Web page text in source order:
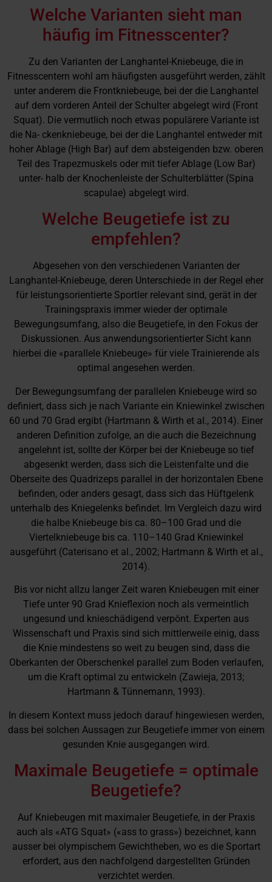
Welche Varianten sieht man
häufig im Fitnesscenter?
Zu den Varianten der Langhantel-Kniebeuge, die in
Fitnesscentern wohl am häufigsten ausgeführt werden, zählt
unter anderem die Frontkniebeuge, bei der die Langhantel
auf dem vorderen Anteil der Schulter abgelegt wird (Front
Squat). Die vermutlich noch etwas populärere Variante ist
die Na- ckenkniebeuge, bei der die Langhantel entweder mit
hoher Ablage (High Bar) auf dem absteigenden bzw. oberen
Teil des Trapezmuskels oder mit tiefer Ablage (Low Bar)
unter- halb der Knochenleiste der Schulterblätter (Spina
scapulae) abgelegt wird.
Welche Beugetiefe ist zu
empfehlen?
Abgesehen von den verschiedenen Varianten der
Langhantel-Kniebeuge, deren Unterschiede in der Regel eher
für leistungsorientierte Sportler relevant sind, gerät in der
Trainingspraxis immer wieder der optimale
Bewegungsumfang, also die Beugetiefe, in den Fokus der
Diskussionen. Aus anwendungsorientierter Sicht kann
hierbei die «parallele Kniebeuge» für viele Trainierende als
optimal angesehen werden.
Der Bewegungsumfang der parallelen Kniebeuge wird so
definiert, dass sich je nach Variante ein Kniewinkel zwischen
60 und 70 Grad ergibt (Hartmann & Wirth et al., 2014). Einer
anderen Definition zufolge, an die auch die Bezeichnung
angelehnt ist, sollte der Körper bei der Kniebeuge so tief
abgesenkt werden, dass sich die Leistenfalte und die
Oberseite des Quadrizeps parallel in der horizontalen Ebene
befinden, oder anders gesagt, dass sich das Hüftgelenk
unterhalb des Kniegelenks befindet. Im Vergleich dazu wird
die halbe Kniebeuge bis ca. 80–100 Grad und die
Viertelkniebeuge bis ca. 110–140 Grad Kniewinkel
ausgeführt (Caterisano et al., 2002; Hartmann & Wirth et al.,
2014).
Bis vor nicht allzu langer Zeit waren Kniebeugen mit einer
Tiefe unter 90 Grad Knieflexion noch als vermeintlich
ungesund und knieschädigend verpönt. Experten aus
Wissenschaft und Praxis sind sich mittlerweile einig, dass
die Knie mindestens so weit zu beugen sind, dass die
Oberkanten der Oberschenkel parallel zum Boden verlaufen,
um die Kraft optimal zu entwickeln (Zawieja, 2013;
Hartmann & Tünnemann, 1993).
In diesem Kontext muss jedoch darauf hingewiesen werden,
dass bei solchen Aussagen zur Beugetiefe immer von einem
gesunden Knie ausgegangen wird.
Maximale Beugetiefe = optimale
Beugetiefe?
Auf Kniebeugen mit maximaler Beugetiefe, in der Praxis
auch als «ATG Squat» («ass to grass») bezeichnet, kann
ausser bei olympischem Gewichtheben, wo es die Sportart
erfordert, aus den nachfolgend dargestellten Gründen
verzichtet werden.